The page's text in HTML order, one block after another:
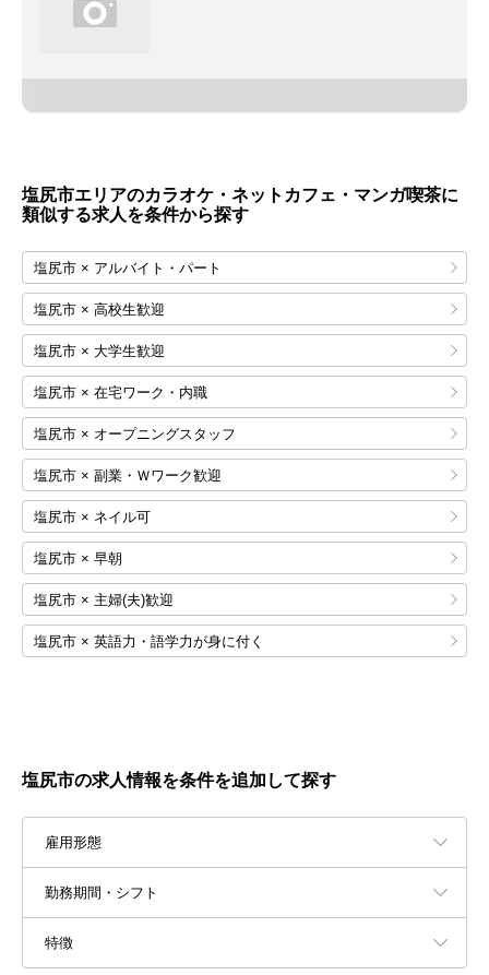
塩尻市エリアのカラオケ・ネットカフェ・マンガ喫茶に
類似する求人を条件から探す
塩尻市 × アルバイト・パート
塩尻市 × 高校生歓迎
塩尻市 × 大学生歓迎
塩尻市 × 在宅ワーク・内職
塩尻市 × オープニングスタッフ
塩尻市 × 副業・Ｗワーク歓迎
塩尻市 × ネイル可
塩尻市 × 早朝
塩尻市 × 主婦(夫)歓迎
塩尻市 × 英語力・語学力が身に付く
塩尻市の求人情報を条件を追加して探す
雇用形態
勤務期間・シフト
特徴